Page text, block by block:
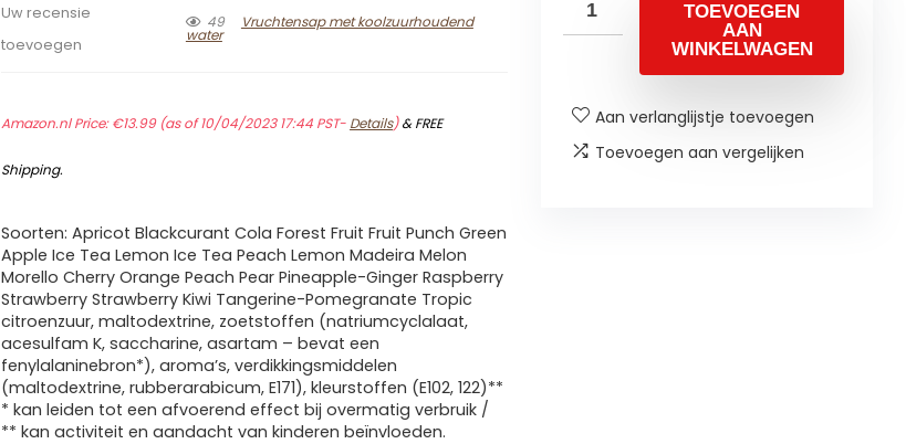
Uw recensie
toevoegen
49 Vruchtensap met koolzuurhoudend
water
Amazon.nl Price:€13.99(as of 10/04/2023 17:44 PST- Details)&FREE
Shipping.
Soorten: Apricot Blackcurant Cola Forest Fruit Fruit Punch Green
Apple Ice Tea Lemon Ice Tea Peach Lemon Madeira Melon
Morello Cherry Orange Peach Pear Pineapple-Ginger Raspberry
Strawberry Strawberry Kiwi Tangerine-Pomegranate Tropic
citroenzuur, maltodextrine, zoetstoffen (natriumcyclalaat,
acesulfam K, saccharine, asartam – bevat een
fenylalaninebron*), aroma’s, verdikkingsmiddelen
(maltodextrine, rubberarabicum, E171), kleurstoffen (E102, 122)**
* kan leiden tot een afvoerend effect bij overmatig verbruik /
** kan activiteit en aandacht van kinderen beïnvloeden.
TOEVOEGEN
AAN
WINKELWAGEN
Aan verlanglijstje toevoegen
Toevoegen aan vergelijken